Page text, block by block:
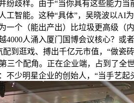
纷歧样。由于“当你具有这些能力
工智能。这种“具体”，吴晓波以
一个（能出产出）比垃圾更高级（
4000人涌入厦门国博会议核心？
配到逛戏、搏出千亿元市值，“做
三个配角。正在企业端，占到了
不少明星企业的创始人，“当手艺